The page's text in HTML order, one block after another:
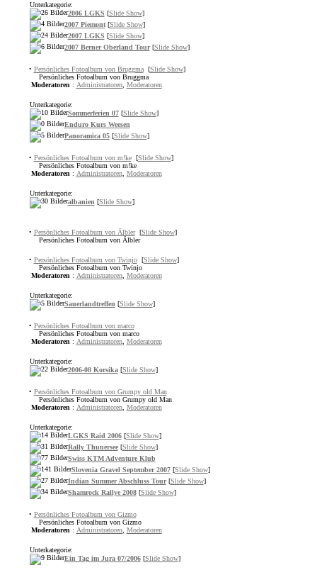
Unterkategorie:
2006 LGKS [Slide Show]
2007 Piemont[Slide Show]
2007 LGKS [Slide Show]
2007 Berner Oberland Tour[Slide Show]
• Persönliches Fotoalbum von Bruggma [Slide Show]
Persönliches Fotoalbum von Bruggma
Moderatoren : Administratoren, Moderatoren
Unterkategorie:
Sommerferien 07[Slide Show]
Enduro Kurs Weesen
Panoramica 05[Slide Show]
• Persönliches Fotoalbum von m!ke [Slide Show]
Persönliches Fotoalbum von m!ke
Moderatoren : Administratoren, Moderatoren
Unterkategorie:
albanien[Slide Show]
• Persönliches Fotoalbum von Älbler [Slide Show]
Persönliches Fotoalbum von Älbler
• Persönliches Fotoalbum von Twinjo [Slide Show]
Persönliches Fotoalbum von Twinjo
Moderatoren : Administratoren, Moderatoren
Unterkategorie:
Sauerlandtreffen[Slide Show]
• Persönliches Fotoalbum von marco
Persönliches Fotoalbum von marco
Moderatoren : Administratoren, Moderatoren
Unterkategorie:
2006-08 Korsika[Slide Show]
• Persönliches Fotoalbum von Grumpy old Man
Persönliches Fotoalbum von Grumpy old Man
Moderatoren : Administratoren, Moderatoren
Unterkategorie:
LGKS Raid 2006[Slide Show]
Rally Thunersee[Slide Show]
Swiss KTM Adventure Klub
Slovenia Gravel September 2007[Slide Show]
Indian Summer Abschluss Tour[Slide Show]
Shamrock Rallye 2008[Slide Show]
• Persönliches Fotoalbum von Gizmo
Persönliches Fotoalbum von Gizmo
Moderatoren : Administratoren, Moderatoren
Unterkategorie:
Ein Tag im Jura 07/2006[Slide Show]